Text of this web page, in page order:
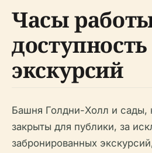
Часы
доступность
экскурсий
Башня Голдни-Холл и сады,
закрыты для публики, за
забронированных